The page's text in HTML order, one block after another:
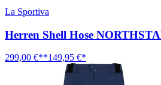
La Sportiva
Herren Shell Hose
299,00 €**149,95 €*